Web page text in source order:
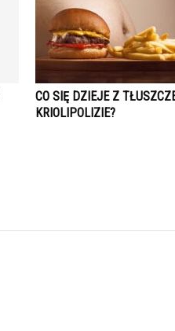
CO SIĘ DZIEJE Z
KRIOLIPOLIZIE?